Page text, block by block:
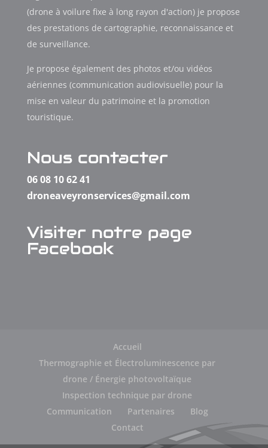
(drone à voilure fixe à long rayon d'action) je propose
des prestations de cartographie, reconnaissance et
de surveillance.
Je propose également des photos et/ou vidéos
aériennes (communication audiovisuelle) pour la
mise en valeur du patrimoine et la promotion
touristique.
Nous contacter
06 08 10 62 41
droneaveyronservices@gmail.com
Visiter notre page
Facebook
Accueil
Thermographie et Électroluminescence par
drone / Énergie photovoltaïque
Inspection technique par drone
Communication
Partenaires
Blog
Contact